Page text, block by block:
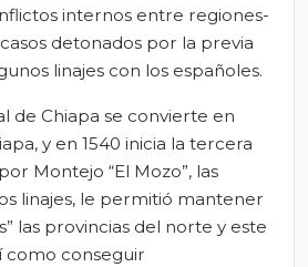
internos entre regiones-
detonados por la previa
linajes con los españoles.
de Chiapa se convierte en
y en 1540 inicia la tercera
Montejo “El Mozo”, las
linajes, le permitió mantener
las provincias del norte y este
como conseguir